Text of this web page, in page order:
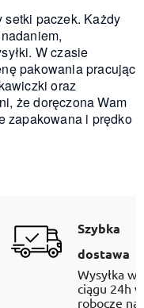
setki paczek. Każdy
W czasie
pakowania pracując
oraz
że doręczona Wam
zapakowana i prędko
Szybka
dostawa
Wysyłka w
ciągu 24h
robocze na